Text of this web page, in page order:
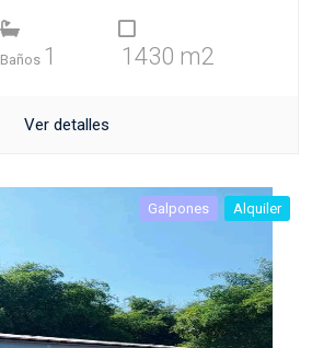
Baños 1 1430 m2
Ver detalles
Galpones Alquiler